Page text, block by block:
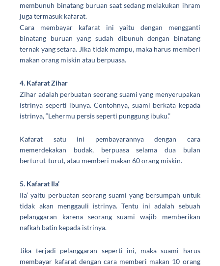
membunuh binatang buruan saat sedang melakukan ihram
juga termasuk kafarat.
Cara membayar kafaratini yaitu dengan mengganti
binatang buruan yang sudah dibunuh dengan binatang
ternak yang setara. Jika tidak mampu, maka harus memberi
makan orang miskin atau berpuasa.
4. Kafarat Zihar
Zihar adalah perbuatan seorang suami yang menyerupakan
istrinya seperti ibunya. Contohnya, suami berkata kepada
istrinya, “Lehermu persis seperti punggung ibuku.”
Kafarat satu ini pembayarannya dengan cara
memerdekakan budak, berpuasa selama dua bulan
berturut-turut, atau memberi makan 60 orang miskin.
5. Kafarat Ila’
Ila’ yaitu perbuatan seorang suami yang bersumpah untuk
tidak akan menggauli istrinya. Tentu ini adalah sebuah
pelanggaran karena seorang suami wajib memberikan
nafkah batin kepada istrinya.
Jika terjadi pelanggaran seperti ini, maka suami harus
membayar kafarat dengan cara memberi makan 10 orang